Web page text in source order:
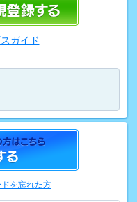
ガイド
を忘れた方